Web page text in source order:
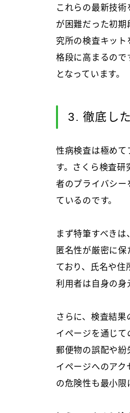
これらの最新技
が困難だった初期
究所の検査キッ
格段に高まるので
となっています。
3. 徹底し
性病検査は極めて
す。さくら検査研
者のプライバシー
ているのです。
まず特筆すべき
匿名性が厳密に
ており、氏名や住
利用者は自身の身
さらに、検査結
イページを通じて
郵便物の誤配や紛
イページへのアク
の危険性も最小限